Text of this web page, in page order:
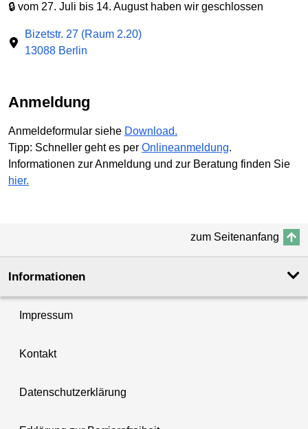
🔒 vom 27. Juli bis 14. August haben wir geschlossen
Bizetstr. 27 (Raum 2.20)
13088 Berlin
Anmeldung
Anmeldeformular siehe Download.
Tipp: Schneller geht es per Onlineanmeldung.
Informationen zur Anmeldung und zur Beratung finden Sie
hier.
zum Seitenanfang
Informationen
Impressum
Kontakt
Datenschutzerklärung